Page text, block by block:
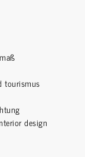
tourismus
design